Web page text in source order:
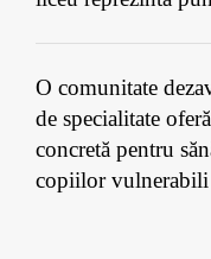
O comunitate
de specialitate
concretă pentru
copiilor vulnerabili